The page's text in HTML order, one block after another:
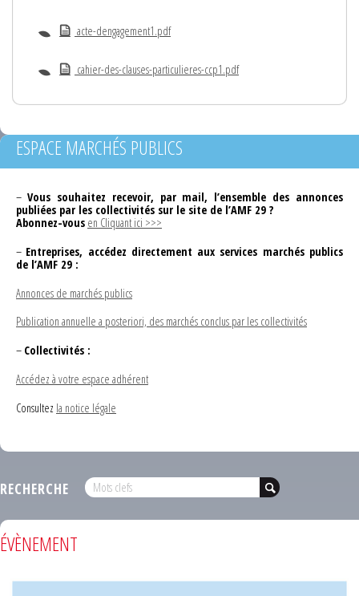
acte-dengagement1.pdf
cahier-des-clauses-particulieres-ccp1.pdf
ESPACE MARCHÉS PUBLICS
– Vous souhaitez recevoir, par mail, l’ensemble des annonces
publiées par les collectivités sur le site de l’AMF 29 ?
Abonnez-vous en Cliquant ici >>>
– Entreprises, accédez directement aux services marchés publics
de l’AMF 29 :
Annonces de marchés publics
Publication annuelle a posteriori, des marchés conclus par les collectivités
– Collectivités :
Accédez à votre espace adhérent
Consultez la notice légale
RECHERCHE
ÉVÈNEMENT